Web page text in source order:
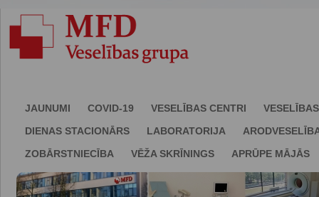
JAUNUMI COVID-19 VESELĪBAS CENTRI
DIENAS STACIONĀRS
LABORATORIJA
ZOBĀRSTNIECĪBA
VĒŽA SKRĪNINGS APRŪPE MĀJĀS